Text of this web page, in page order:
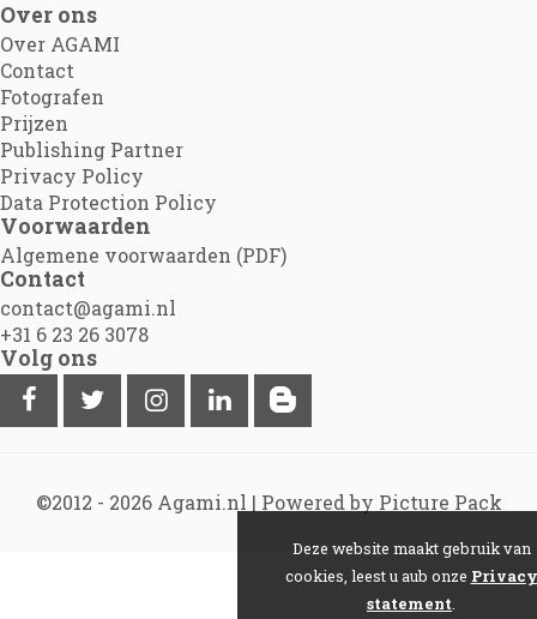
Over ons
Over AGAMI
Contact
Fotografen
Prijzen
Publishing Partner
Privacy Policy
Data Protection Policy
Voorwaarden
Algemene voorwaarden (PDF)
Contact
contact@agami.nl
+31 6 23 26 3078
Volg ons
©2012 - 2026 Agami.nl | Powered by Picture Pack
Deze website maakt gebruik van
cookies, leest u aub onze Privacy
statement